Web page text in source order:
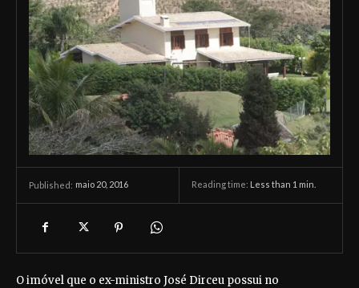
Published: maio 20, 2016 Reading time: Less than 1 min.
O imóvel que o ex-ministro José Dirceu possui no